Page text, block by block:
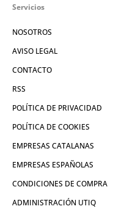
Servicios
NOSOTROS
AVISO LEGAL
CONTACTO
RSS
POLÍTICA DE PRIVACIDAD
POLÍTICA DE COOKIES
EMPRESAS CATALANAS
EMPRESAS ESPAÑOLAS
CONDICIONES DE COMPRA
ADMINISTRACIÓN UTIQ